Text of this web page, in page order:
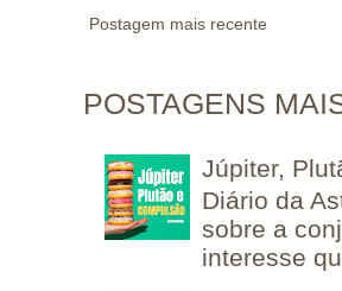
Postagem mais recente
POSTAGENS
Júpiter,
Diário da
sobre a
interesse